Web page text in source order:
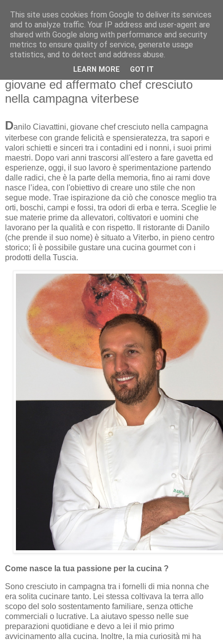
CHEF: Intervista a Danilo Ciavattini,
giovane ed affermato chef cresciuto
nella campagna viterbese
Danilo Ciavattini, giovane chef cresciuto nella campagna
viterbese con grande felicità e spensieratezza, tra sapori e
valori schietti e sinceri tra i contadini ed i nonni, i suoi primi
maestri. Dopo vari anni trascorsi all'estero a fare gavetta ed
esperienze, oggi, il suo lavoro è sperimentazione partendo
dalle radici, che è la parte della memoria, fino ai rami dove
nasce l’idea, con l'obiettivo di creare uno stile che non
segue mode. Trae ispirazione da ciò che conosce meglio tra
orti, boschi, campi e fossi, tra odori di erba e terra. Sceglie le
sue materie prime da allevatori, coltivatori e uomini che
lavorano per la qualità e con rispetto. Il ristorante di Danilo
(che prende il suo nome) è situato a Viterbo, in pieno centro
storico; lì è possibile gustare una cucina gourmet con i
prodotti della Tuscia.
Come nasce la tua passione per la cucina ?
Sono cresciuto in campagna tra i fornelli di mia nonna che
era solita cucinare tanto. Lei stessa coltivava la terra allo
scopo del solo sostentamento familiare, senza ottiche
commerciali o lucrative. La aiutavo spesso nelle sue
preparazioni quotidiane e devo a lei il mio primo
avvicinamento alla cucina. Inoltre, la mia curiosità mi ha
This site uses cookies from Google to deliver its services
and to analyze traffic. Your IP address and user-agent are
shared with Google along with performance and security
metrics to ensure quality of service, generate usage
statistics, and to detect and address abuse.
LEARN MORE GOT IT